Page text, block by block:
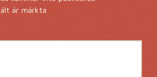
är märkta*